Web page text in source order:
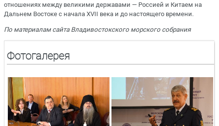
отношениях между великими державами — Россией и Китаем на
Дальнем Востоке с начала XVII века и до настоящего времени.
По материалам сайта Владивостокского морского собрания
Фотогалерея